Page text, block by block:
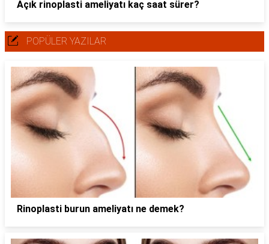
Açık rinoplasti ameliyatı kaç saat sürer?
POPÜLER YAZILAR
Rinoplasti burun ameliyatı ne demek?